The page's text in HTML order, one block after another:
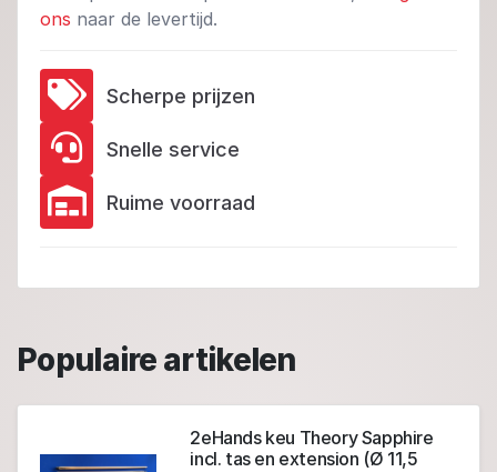
ons naar de levertijd.
Scherpe prijzen
Snelle service
Ruime voorraad
Populaire artikelen
2eHands keu Theory Sapphire
incl. tas en extension (Ø 11,5